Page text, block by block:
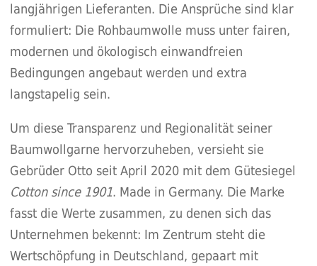
langjährigen Lieferanten. Die Ansprüche sind klar
formuliert: Die Rohbaumwolle muss unter fairen,
modernen und ökologisch einwandfreien
Bedingungen angebaut werden und extra
langstapelig sein.
Um diese Transparenz und Regionalität seiner
Baumwollgarne hervorzuheben, versieht sie
Gebrüder Otto seit April 2020 mit dem Gütesiegel
Cotton since 1901. Made in Germany. Die Marke
fasst die Werte zusammen, zu denen sich das
Unternehmen bekennt: Im Zentrum steht die
Wertschöpfung in Deutschland, gepaart mit